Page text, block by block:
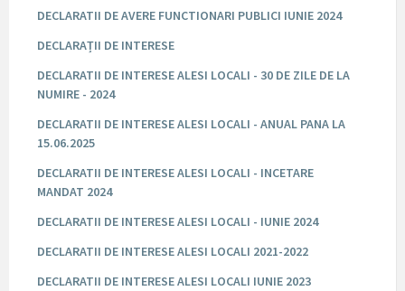
DECLARATII DE AVERE FUNCTIONARI PUBLICI IUNIE 2024
DECLARAȚII DE INTERESE
DECLARATII DE INTERESE ALESI LOCALI - 30 DE ZILE DE LA
NUMIRE - 2024
DECLARATII DE INTERESE ALESI LOCALI - ANUAL PANA LA
15.06.2025
DECLARATII DE INTERESE ALESI LOCALI - INCETARE
MANDAT 2024
DECLARATII DE INTERESE ALESI LOCALI - IUNIE 2024
DECLARATII DE INTERESE ALESI LOCALI 2021-2022
DECLARATII DE INTERESE ALESI LOCALI IUNIE 2023